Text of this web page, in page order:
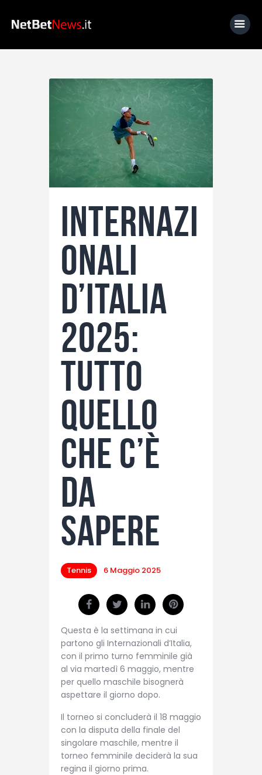
Home
News
Calcio
Basket
Tennis
Fantacalcio
I consigli di Giulia
Serie A
Internazi
onali
d’Italia
2025:
tutto
quello
che c’è
da
sapere
Tennis 6 Maggio 2025
Questa è la settimana in cui
partono gli Internazionali d’Italia,
con il primo turno femminile già
al via martedì 6 maggio, mentre
per quello maschile bisognerà
aspettare il giorno dopo.
Il torneo si concluderà il 18 maggio
con la disputa della finale del
singolare maschile, mentre il
torneo femminile deciderà la sua
regina il giorno prima.